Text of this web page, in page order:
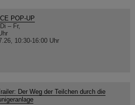
POP-UP
– Fr,
10:30-16:00 Uhr
Der Weg der Teilchen durch die